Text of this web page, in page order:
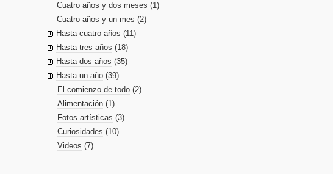
Cuatro años y dos meses (1)
Cuatro años y un mes (2)
Hasta cuatro años (11)
Hasta tres años (18)
Hasta dos años (35)
Hasta un año (39)
El comienzo de todo (2)
Alimentación (1)
Fotos artísticas (3)
Curiosidades (10)
Videos (7)